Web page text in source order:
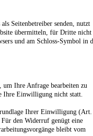
Seitenbetreiber senden, nutzt
übermitteln, für Dritte nicht
und am Schloss-Symbol in
Ihre Anfrage bearbeiten zu
Ihre Einwilligung nicht statt.
Ihrer Einwilligung
den Widerruf genügt eine
bleibt vom